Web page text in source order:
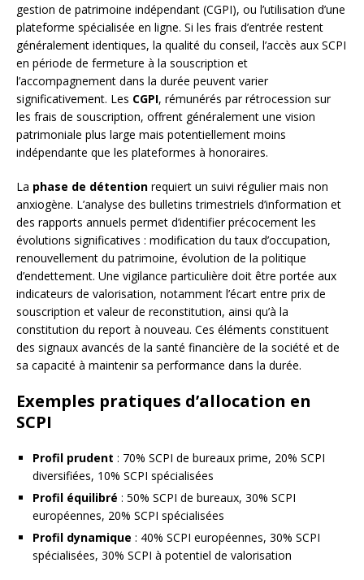
gestion de patrimoine indépendant (CGPI), ou l’utilisation d’une
plateforme spécialisée en ligne. Si les frais d’entrée restent
généralement identiques, la qualité du conseil, l’accès aux SCPI
en période de fermeture à la souscription et
l’accompagnement dans la durée peuvent varier
significativement. Les CGPI, rémunérés par rétrocession sur
les frais de souscription, offrent généralement une vision
patrimoniale plus large mais potentiellement moins
indépendante que les plateformes à honoraires.
La phase de détention requiert un suivi régulier mais non
anxiogène. L’analyse des bulletins trimestriels d’information et
des rapports annuels permet d’identifier précocement les
évolutions significatives : modification du taux d’occupation,
renouvellement du patrimoine, évolution de la politique
d’endettement. Une vigilance particulière doit être portée aux
indicateurs de valorisation, notamment l’écart entre prix de
souscription et valeur de reconstitution, ainsi qu’à la
constitution du report à nouveau. Ces éléments constituent
des signaux avancés de la santé financière de la société et de
sa capacité à maintenir sa performance dans la durée.
Exemples pratiques d’allocation en
SCPI
Profil prudent : 70% SCPI de bureaux prime, 20% SCPI
diversifiées, 10% SCPI spécialisées
Profil équilibré : 50% SCPI de bureaux, 30% SCPI
européennes, 20% SCPI spécialisées
Profil dynamique : 40% SCPI européennes, 30% SCPI
spécialisées, 30% SCPI à potentiel de valorisation